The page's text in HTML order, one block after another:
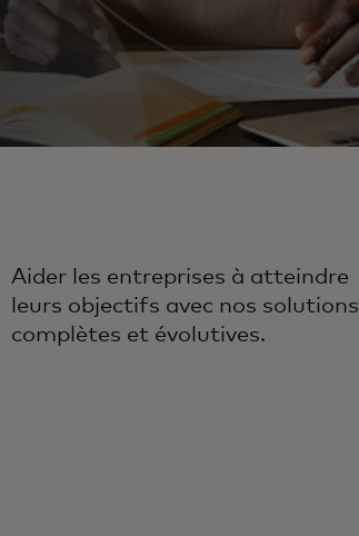
Aider les entreprises à atteindre
leurs objectifs avec nos solutions
complètes et évolutives.